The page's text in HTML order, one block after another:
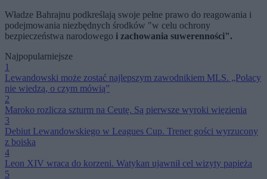
Władze Bahrajnu podkreślają swoje pełne prawo do reagowania i
podejmowania niezbędnych środków "w celu ochrony
bezpieczeństwa narodowego i zachowania suwerenności".
Najpopularniejsze
1
Lewandowski może zostać najlepszym zawodnikiem MLS. „Polacy
nie wiedzą, o czym mówią”
2
Maroko rozlicza szturm na Ceutę. Są pierwsze wyroki więzienia
3
Debiut Lewandowskiego w Leagues Cup. Trener gości wyrzucony
z boiska
4
Leon XIV wraca do korzeni. Watykan ujawnił cel wizyty papieża
5